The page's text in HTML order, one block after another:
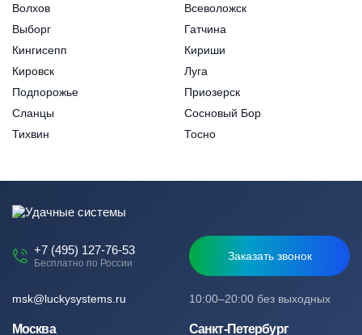
Волхов
Всеволожск
Выборг
Гатчина
Кингисепп
Кириши
Кировск
Луга
Подпорожье
Приозерск
Сланцы
Сосновый Бор
Тихвин
Тосно
+7 (495) 127-76-53
Бесплатно по России
Заказать звонок
10:00–20:00 без выходных
msk@luckysystems.ru
Москва Санкт-Петербург